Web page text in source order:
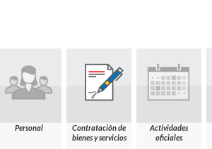
Personal
Contratación de
bienes y servicios
Actividades
oficiales